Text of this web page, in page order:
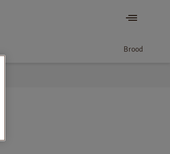
Brood